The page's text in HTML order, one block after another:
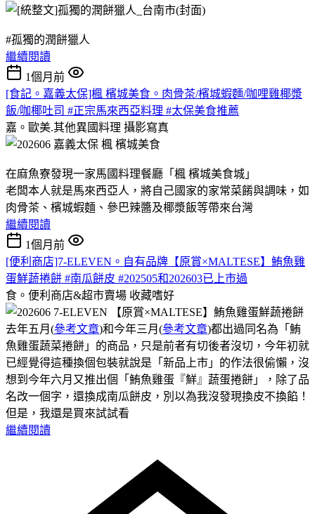
#孤獨的潤餅獵人
繼續閱讀
1個月前
[食記。嘉義太保]楓 檳城美食。肉骨茶/檳城蝦麵/咖哩雞椰漿
飯/咖椰吐司 #正宗馬來西亞料理 #太保美食推薦
嘉。歐美.其他異國料理 攝影寫真
在麻魚寮發現一家馬國料理餐廳「楓 檳城美食城」
老闆本人就是馬來西亞人，將自己國家的家常菜餚與調味，如
肉骨茶、檳城蝦麵、參巴辣醬及椰漿飯等帶來台灣
繼續閱讀
1個月前
[便利商店]7-ELEVEN。自有品牌【原賞×MALTESE】鮪魚雞
蛋鮮蔬捲餅 #南瓜餅皮 #202505和202603已上市過
食。便利商店&超市賣場 收藏嗜好
去年五月(參考文章)和今年三月(參考文章)都出過同名為「鮪
魚雞蛋蔬菜捲餅」的商品，只是前者有切後者沒切，今年初就
已經覺得這種換個包裝就說是「新品上市」的作法很偷懶，沒
想到今年六月又推出個「鮪魚雞蛋『鮮』蔬蛋捲餅」，除了品
名改一個字，還換成南瓜餅皮，別以為我沒發現換皮不換餡！
但是，我還是買來試試看
繼續閱讀